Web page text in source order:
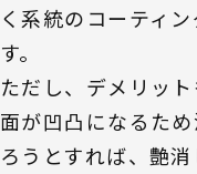
く系統のコーティ
す。
ただし、デメリッ
面が凹凸になるた
ろうとすれば、艶